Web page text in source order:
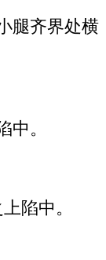
腿齐界处横
中。
陷中。